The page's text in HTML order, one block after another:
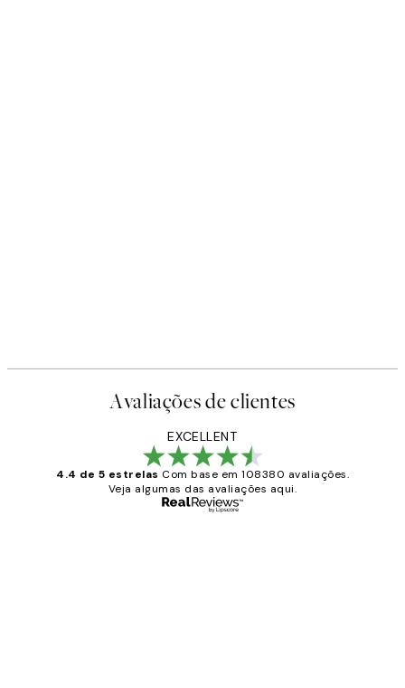
Avaliações de clientes
EXCELLENT
4.4 de 5 estrelas Com base em 108380 avaliações.
Veja algumas das avaliações aqui.